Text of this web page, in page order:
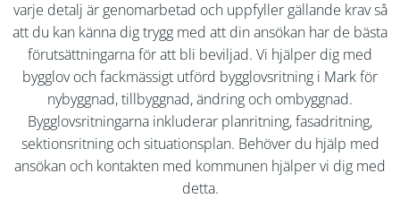
varje detalj är genomarbetad och uppfyller gällande krav så
att du kan känna dig trygg med att din ansökan har de bästa
förutsättningarna för att bli beviljad. Vi hjälper dig med
bygglov och fackmässigt utförd bygglovsritning i Markför
nybyggnad, tillbyggnad, ändring och ombyggnad.
Bygglovsritningarna inkluderar planritning, fasadritning,
sektionsritning och situationsplan. Behöver du hjälp med
ansökan och kontakten med kommunen hjälper vi dig med
detta.